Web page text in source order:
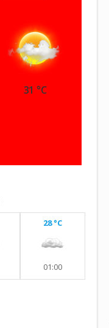
31 °C
28 °C
01:00